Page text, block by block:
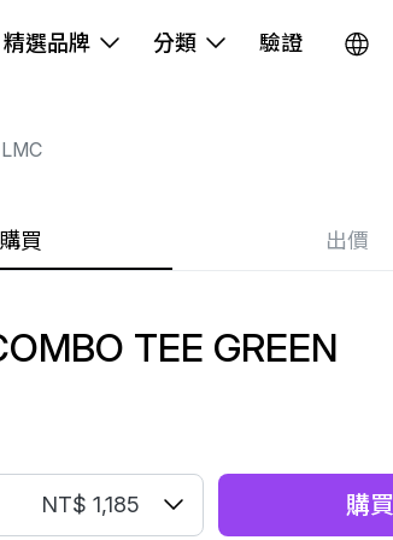
精選品牌 分類 驗證
LMC
買 出價
TEE GREEN
NT$ 1,185 購買